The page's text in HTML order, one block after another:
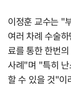
이정훈 교수는 "
여러 차례 수술
료를 통한 한번
사례"며 "특히
할 수 있을 것"이